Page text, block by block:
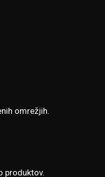
omrežjih.
produktov.